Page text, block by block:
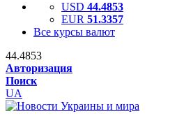
USD 44.4853
EUR 51.3357
Все курсы валют
44.4853
Авторизация
Поиск
UA